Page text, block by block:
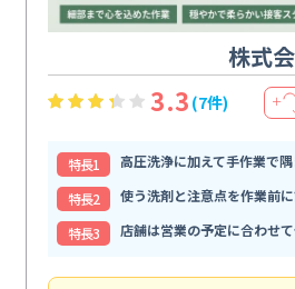
株式
3.3 (7件) ＋
特⻑1
高圧洗浄に加えて手作業で
特⻑2
使う洗剤と注意点を作業前
特⻑3
店舗は営業の予定に合わせ